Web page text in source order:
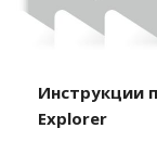
Инструкции
Explorer